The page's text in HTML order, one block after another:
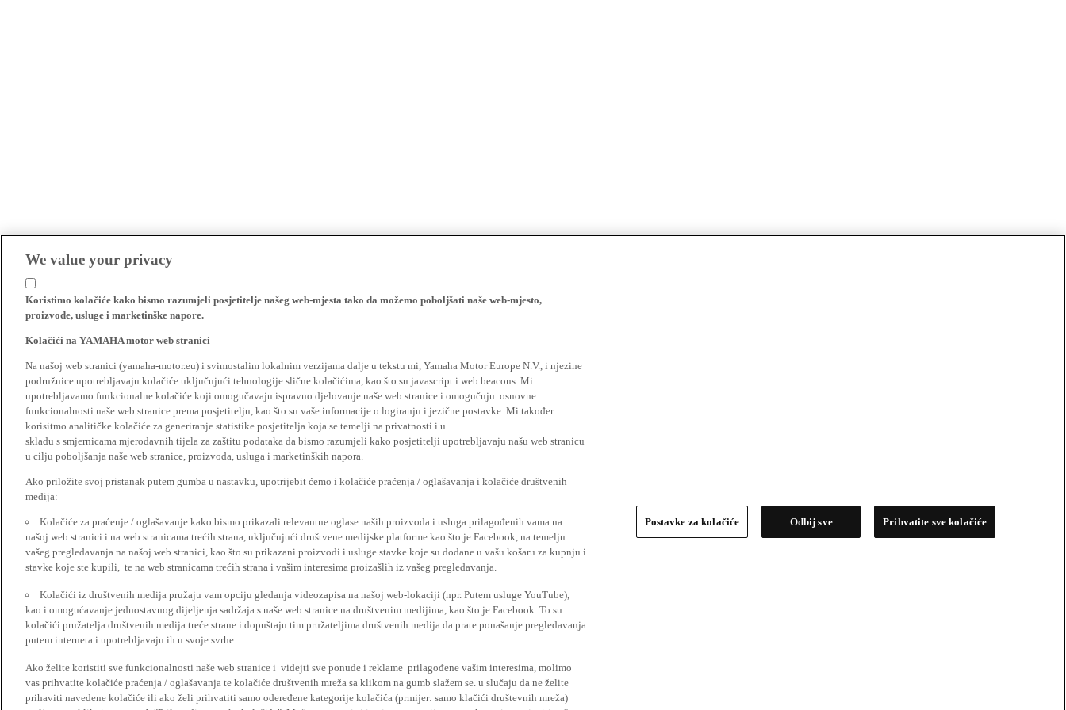
We value your privacy
Koristimo kolačiće kako bismo razumjeli posjetitelje našeg web-mjesta tako da možemo poboljšati naše web-mjesto,
proizvode, usluge i marketinške napore.
Kolačići na YAMAHA motor web stranici
Na našoj web stranici (yamaha-motor.eu) i svimostalim lokalnim verzijama dalje u tekstu mi, Yamaha Motor Europe N.V., i njezine
podružnice upotrebljavaju kolačiće uključujući tehnologije slične kolačićima, kao što su javascript i web beacons. Mi
upotrebljavamo funkcionalne kolačiće koji omogučavaju ispravno djelovanje naše web stranice i omogučuju osnovne
funkcionalnosti naše web stranice prema posjetitelju, kao što su vaše informacije o logiranju i jezične postavke. Mi također
korisitmo analitičke kolačiće za generiranje statistike posjetitelja koja se temelji na privatnosti i u
skladu s smjernicama mjerodavnih tijela za zaštitu podataka da bismo razumjeli kako posjetitelji upotrebljavaju našu web stranicu
u cilju poboljšanja naše web stranice, proizvoda, usluga i marketinških napora.
Ako priložite svoj pristanak putem gumba u nastavku, upotrijebit ćemo i kolačiće praćenja / oglašavanja i kolačiće društvenih
medija:
Kolačiće za praćenje / oglašavanje kako bismo prikazali relevantne oglase naših proizvoda i usluga prilagođenih vama na
našoj web stranici i na web stranicama trećih strana, uključujući društvene medijske platforme kao što je Facebook, na temelju
vašeg pregledavanja na našoj web stranici, kao što su prikazani proizvodi i usluge stavke koje su dodane u vašu košaru za kupnju i
stavke koje ste kupili, te na web stranicama trećih strana i vašim interesima proizašlih iz vašeg pregledavanja.
Kolačići iz društvenih medija pružaju vam opciju gledanja videozapisa na našoj web-lokaciji (npr. Putem usluge YouTube),
kao i omogućavanje jednostavnog dijeljenja sadržaja s naše web stranice na društvenim medijima, kao što je Facebook. To su
kolačići pružatelja društvenih medija treće strane i dopuštaju tim pružateljima društvenih medija da prate ponašanje pregledavanja
putem interneta i upotrebljavaju ih u svoje svrhe.
Ako želite koristiti sve funkcionalnosti naše web stranice i videjti sve ponude i reklame prilagođene vašim interesima, molimo
vas prihvatite kolačiće praćenja / oglašavanja te kolačiće društvenih mreža sa klikom na gumb slažem se. u slučaju da ne želite
prihaviti navedene kolačiće ili ako želi prihvatiti samo odeređene kategorije kolačića (prmijer: samo klačići društevnih mreža)
Postavke za kolačiće Odbij sve Prihvatite sve kolačiće